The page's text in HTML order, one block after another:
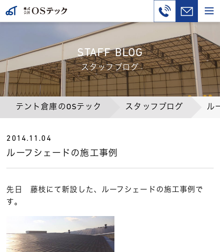
STAFF BLOG
スタッフブログ
テント倉庫のOSテック スタッフブログ ル
2014.11.04
ルーフシェードの施工事例
先日 藤枝にて新設した、ルーフシェードの施工事例で
す。